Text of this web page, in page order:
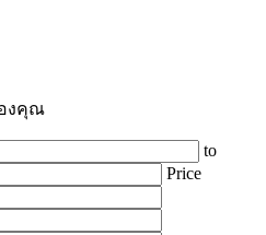
งคุณ
to
Price